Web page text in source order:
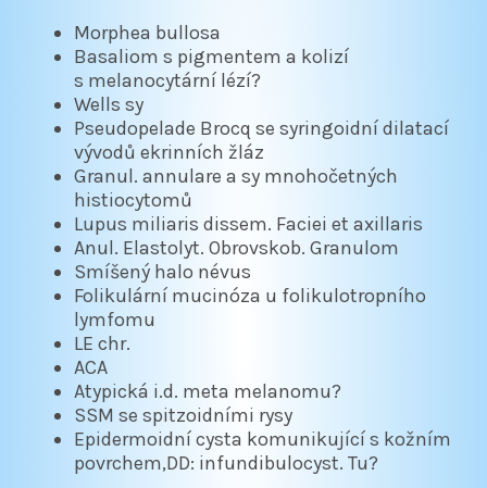
Morphea bullosa
Basaliom s pigmentem a kolizí
s melanocytární lézí?
Wells sy
Pseudopelade Brocq se syringoidní dilatací
vývodů ekrinních žláz
Granul. annulare a sy mnohočetných
histiocytomů
Lupus miliaris dissem. Faciei et axillaris
Anul. Elastolyt. Obrovskob. Granulom
Smíšený halo névus
Folikulární mucinóza u folikulotropního
lymfomu
LE chr.
ACA
Atypická i.d. meta melanomu?
SSM se spitzoidními rysy
Epidermoidní cysta komunikující s kožním
povrchem,DD: infundibulocyst. Tu?